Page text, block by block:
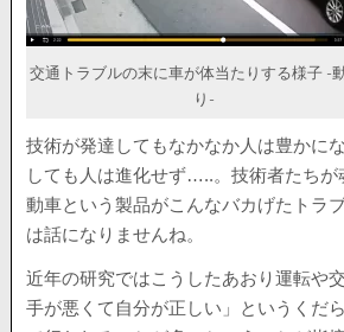
交通トラブルの末に車が体当たりする様子 -
り-
技術が発達してもなかなか人は豊かに
しても人は進化せず…..。技術者たちが
動車という製品がこんなバカげたトラ
は話になりませんね。
近年の研究ではこうしたあおり運転や
手が悪くて自分が正しい」というくだ